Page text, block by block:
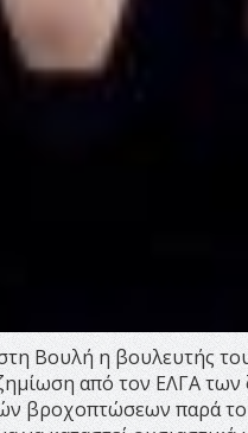
Βουλή η βουλευτής
από τον ΕΛΓΑ
βροχοπτώσεων παρά